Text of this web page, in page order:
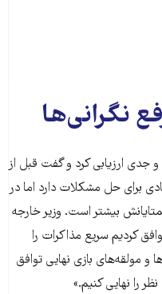
نگرانی‌ها
جدی ارزیابی کرد و گفت قبل از
برای حل مشکلات دارد اما در
بیشتر است. وزیر خارجه
کردیم سریع مذاکرات را
و مولقه‌های بازی نهایی توافق
را نهایی کنیم.»